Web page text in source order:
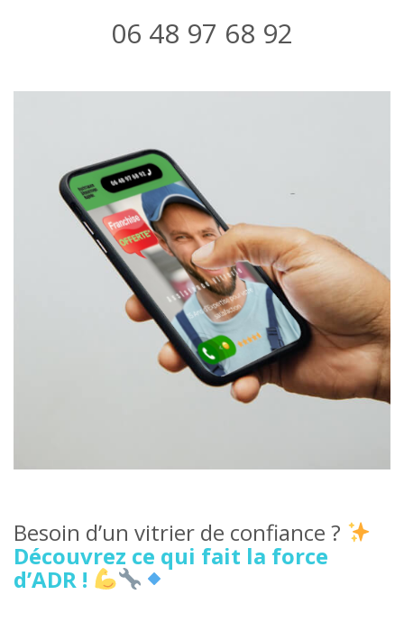
06 48 97 68 92
Besoin d’un vitrier de confiance ?
Découvrez ce qui fait la force
d’ADR !